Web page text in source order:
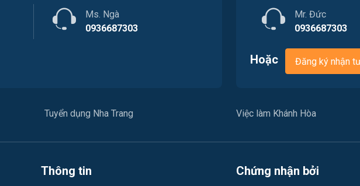
Ms. Ngà
0936687303
Mr. Đức
0936687303
Hoặc Đăng ký nhận
Tuyển dụng Nha Trang Việc làm Khánh Hòa
Thông tin Chứng nhận bởi